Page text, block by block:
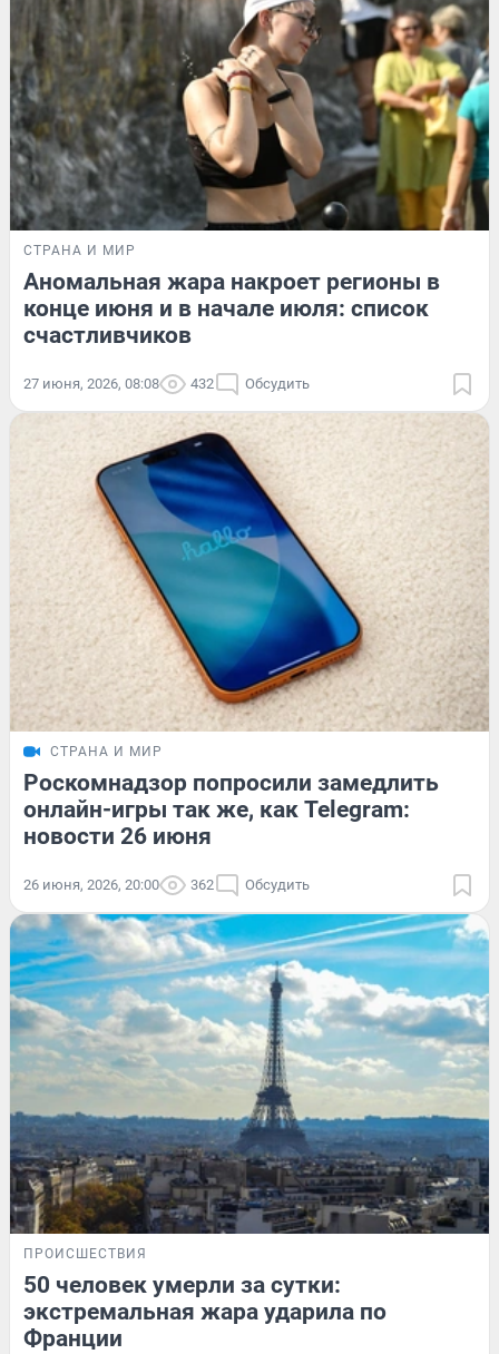
СТРАНА И МИР
Аномальная жара накроет регионы в
конце июня и в начале июля: список
счастливчиков
27 июня, 2026, 08:08 432 Обсудить
СТРАНА И МИР
Роскомнадзор попросили замедлить
онлайн-игры так же, как Telegram:
новости 26 июня
26 июня, 2026, 20:00 362 Обсудить
ПРОИСШЕСТВИЯ
50 человек умерли за сутки:
экстремальная жара ударила по
Франции